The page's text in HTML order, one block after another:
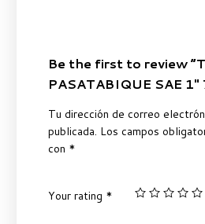
Be the first to review
PASATABIQUE SAE 1″
Tu dirección de correo
publicada. Los campos
con *
Your rating *